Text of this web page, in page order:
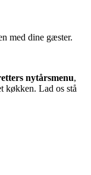
med dine gæster.
nytårsmenu,
køkken. Lad os stå